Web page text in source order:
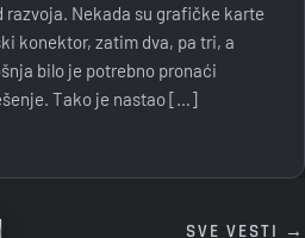
razvoja. Nekada su grafičke karte
konektor, zatim dva, pa tri, a
bilo je potrebno pronaći
Tako je nastao […]
SVE VESTI →